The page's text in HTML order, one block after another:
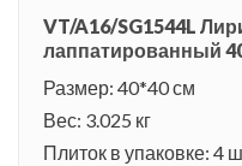
VT/A16/SG1544L
лаппатированный
Размер: 40*40 см
Вес: 3.025 кг
Плиток в упаковке: 4